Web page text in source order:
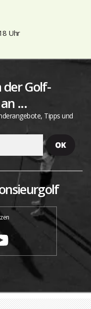
Uhr
der Golf-
...
Tipps und